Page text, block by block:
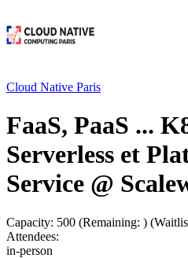
Cloud Native Paris
FaaS, PaaS ...
Serverless et
Service @
Capacity: 500 (Remaining: )
Attendees:
in-person